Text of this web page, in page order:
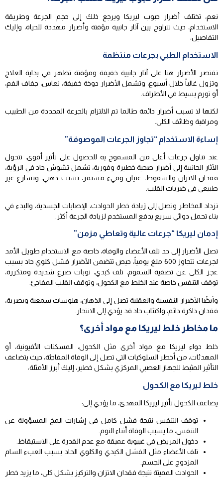
نعم، تختلف أضرار حبوب ليريكا ويرجع ذلك إلى حجم الجرعة وطريقة
الاستخدام، حيث تتراوح بين آثار جانبية مؤقتة وأضرار مهددة للحياة، وإليك
التفاصيل:
الاستخدام الطبي بجرعات منتظمة
تقتصر الأضرار هنا على آثار جانبية خفيفة ومؤقتة تظهر في بداية العلاج
وتزول غالباً خلال أسبوع، وتشمل الأضرار دوخة خفيفة، نعاس، جفاف الفم،
أو تورم بسيط في الأطراف.
لكنها لا تسبب أضرار دائمة طالما تم الالتزام بالجرعة المحددة من الطبيب
ومراقبة وظائف الكلى.
إساءة الاستخدام “تجاوز الجرعات الموصوفة”
عند تناول جرعات أعلى من المسموح به للحصول على تأثير أقوى، تتحول
الآثار الجانبية إلى أضرار صحية خطيرة وفورية، تشمل تشوش حاد في الرؤية،
فقدان الاتزان والسقوط، غثيان وقيء مستمر، تشتت ذهني، وتسارع غير
طبيعي في ضربات القلب.
تزداد المخاطر وتصل إلى زيادة خطر الحوادث، الإصابات الجسدية، والبدء في
بناء تحمل دوائي سريع يدفع المستخدم لزيادة الجرعة أكثر.
إدمان ليريكا “جرعات عالية وتعاطي مزمن”
تصل الأضرار إلى حد تلف الأعضاء والوفاة، خاصة مع الاستخدام طويل الأمد
لجرعات تتجاوز 600 ملغ يومياً، حيص تتضمن الأضرار فشل كلوي حاد بسبب
عجز الكلى عن تصفية السموم، تلف كبدي، نوبات صرع شديدة ومتكررة،
توقف التنفس خاصة عند الخلط مع الكحول، وتوقف القلب المفاجئ.
وأيضًا الأضرار النفسية والعقلية تصل إلى الذهان، هلوسات سمعية وبصرية،
فقدان ذاكرة دائم، واكتئاب حاد قد يؤدي إلى الانتحار.
ما مخاطر خلط ليريكا مع مواد أخرى؟
خلط دواء ليريكا مع مواد أخرى مثل الكحول، المسكنات الأفيونية، أو
المهدئات، من أخطر السلوكيات التي تصل إلى الوفاة المفاجئة، حيث يتضاعف
التأثير المثبط للجهاز العصبي المركزي بشكل خطير، إليك أبرز الأمثلة:
خلط ليريكا مع الكحول
يضاعف الكحول تأثير ليريكا المهدئ، ما يؤدي إلى:
توقف التنفس نتيجة فشل كامل في إشارات المخ المسؤولة عن
التنفس، ما يسبب الوفاة أثناء النوم.
دخول المريض في غيبوبة عميقة مع عدم القدرة على الاستيقاظ.
تلف الأعضاء مثل الفشل الكبدي والكلوي الحاد بسبب العبء السام
المزدوج على الجسم.
الحوادث المميتة نتيجة فقدان الاتزان والتركيز بشكل كلي، ما يزيد خطر